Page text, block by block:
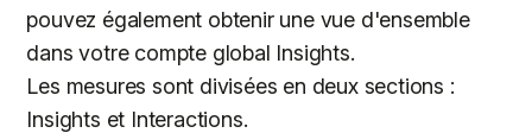
pouvez également obtenir une vue d'ensemble
dans votre compte global Insights.
Les mesures sont divisées en deux sections :
Insights et Interactions.